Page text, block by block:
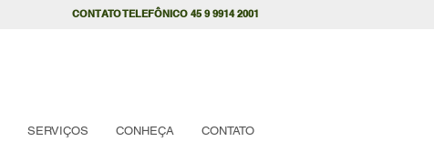
CONTATO TELEFÔNICO 45 9 9914 2001
SERVIÇOS CONHEÇA CONTATO